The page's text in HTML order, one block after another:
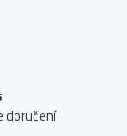
doručení